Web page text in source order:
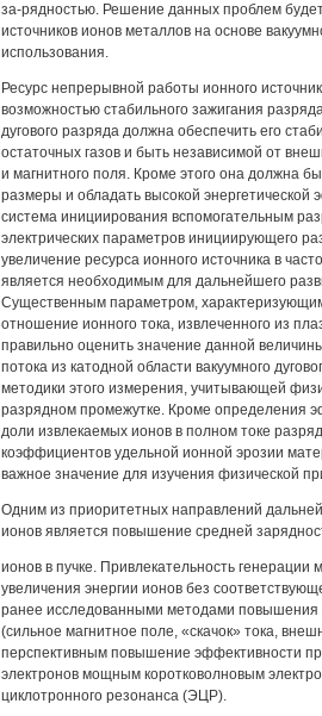
за-рядностью. Решение данных проблем
источников ионов металлов на основе
использования.
Ресурс непрерывной работы ионного
возможностью стабильного зажигания
дугового разряда должна обеспечить его
остаточных газов и быть независимой от
и магнитного поля. Кроме этого она должна
размеры и обладать высокой
система инициирования вспомогательным
электрических параметров инициирующего
увеличение ресурса ионного источника в
является необходимым для дальнейшего
Существенным параметром,
отношение ионного тока, извлеченного из
правильно оценить значение данной
потока из катодной области вакуумного
методики этого измерения, учитывающей
разрядном промежутке. Кроме определения
доли извлекаемых ионов в полном токе
коэффициентов удельной ионной эрозии
важное значение для изучения физической
Одним из приоритетных направлений
ионов является повышение средней
ионов в пучке. Привлекательность
увеличения энергии ионов без
ранее исследованными методами повышения
(сильное магнитное поле, «скачок» тока,
перспективным повышение эффективности
электронов мощным коротковолновым
циклотронного резонанса (ЭЦР).